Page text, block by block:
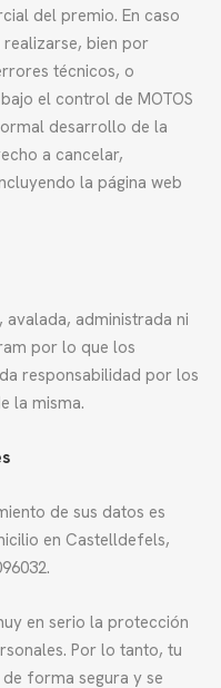
del premio. En caso
bien por
técnicos, o
el control de MOTOS
desarrollo de la
a cancelar,
la página web
administrada ni
por lo que los
responsabilidad por los
la misma.
de sus datos es
en Castelldefels,
en serio la protección
Por lo tanto, tu
forma segura y se